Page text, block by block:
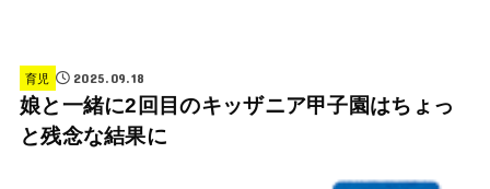
育児 2025.09.18
娘と一緒に2回目のキッザニア甲子園はちょっ
と残念な結果に